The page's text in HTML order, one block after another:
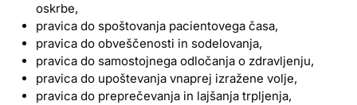
oskrbe,
pravica do spoštovanja pacientovega časa,
pravica do obveščenosti in sodelovanja,
pravica do samostojnega odločanja o zdravljenju,
pravica do upoštevanja vnaprej izražene volje,
pravica do preprečevanja in lajšanja trpljenja,